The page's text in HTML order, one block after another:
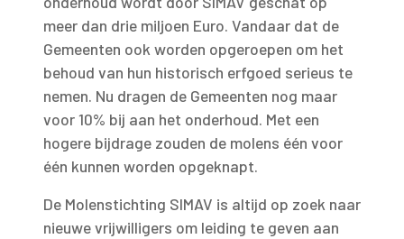
meer dan drie miljoen Euro. Vandaar dat de
Gemeenten ook worden opgeroepen om het
behoud van hun historisch erfgoed serieus te
nemen. Nu dragen de Gemeenten nog maar
voor 10% bij aan het onderhoud. Met een
hogere bijdrage zouden de molens één voor
één kunnen worden opgeknapt.
De Molenstichting SIMAV is altijd op zoek naar
nieuwe vrijwilligers om leiding te geven aan